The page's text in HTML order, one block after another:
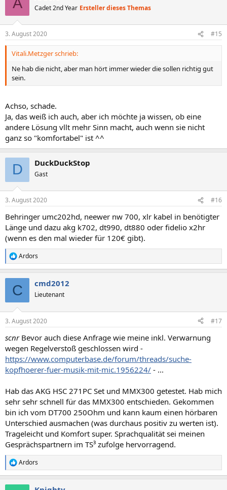
Cadet 2nd Year Ersteller dieses Themas
3. August 2020 #15
Vitali.Metzger schrieb:
Ne hab die nicht, aber man hört immer wieder die sollen richtig gut
sein.
Achso, schade.
Ja, das weiß ich auch, aber ich möchte ja wissen, ob eine
andere Lösung vllt mehr Sinn macht, auch wenn sie nicht
ganz so "komfortabel" ist ^^
D DuckDuckStop
Gast
3. August 2020 #16
Behringer umc202hd, neewer nw 700, xlr kabel in benötigter
Länge und dazu akg k702, dt990, dt880 oder fidelio x2hr
(wenn es den mal wieder für 120€ gibt).
R
e
e
:
Ardors
C cmd2012
Lieutenant
3. August 2020 #17
scnrBevor auch diese Anfrage wie meine inkl. Verwarnung
wegen Regelverstoß geschlossen wird -
https://www.computerbase.de/forum/threads/suche-
kopfhoerer-fuer-musik-mit-mic.1956224/ - ...
Hab das AKG HSC 271PC Set und MMX300 getestet. Hab mich
sehr sehr schnell für das MMX300 entschieden. Gekommen
bin ich vom DT700 250Ohm und kann kaum einen hörbaren
Unterschied ausmachen (was durchaus positiv zu werten ist).
Trageleicht und Komfort super. Sprachqualität sei meinen
Gesprächspartnern im TS³ zufolge hervorragend.
R
e
Ardors